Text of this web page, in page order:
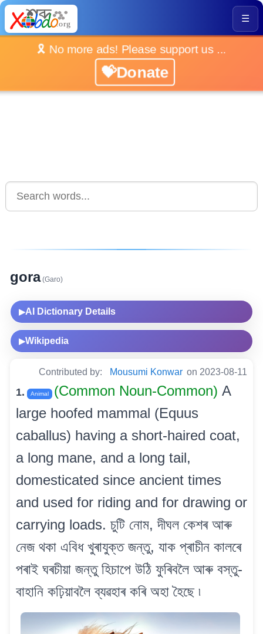
☰
🎗️ No more ads! Please support us ...
💝Donate
gora(Garo)
▶AI Dictionary Details
▶Wikipedia
Contributed by: Mousumi Konwar on 2023-08-11
1. Animal (Common Noun-Common) A
large hoofed mammal (Equus
caballus) having a short-haired coat,
a long mane, and a long tail,
domesticated since ancient times
and used for riding and for drawing or
carrying loads. চুটি নোম, দীঘল কেশৰ আৰু
নেজ থকা এবিধ খুৰাযুক্ত জন্তু, যাক প্ৰাচীন কালৰে
পৰাই ঘৰচীয়া জন্তু হিচাপে উঠি ফুৰিবলৈ আৰু বস্তু-
বাহানি কঢ়িয়াবলৈ ব্যৱহাৰ কৰি অহা হৈছে ৷